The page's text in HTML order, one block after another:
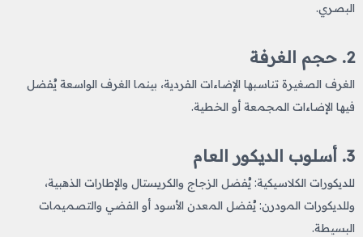
البصري.
2. حجم الغرفة
الغرف الصغيرة تناسبها الإضاءات الفردية، بينما الغرف الواسعة يُفضل
فيها الإضاءات المجمعة أو الخطية.
3. أسلوب الديكور العام
للديكورات الكلاسيكية: يُفضل الزجاج والكريستال والإطارات الذهبية،
وللديكورات المودرن: يُفضل المعدن الأسود أو الفضي والتصميمات
البسيطة.